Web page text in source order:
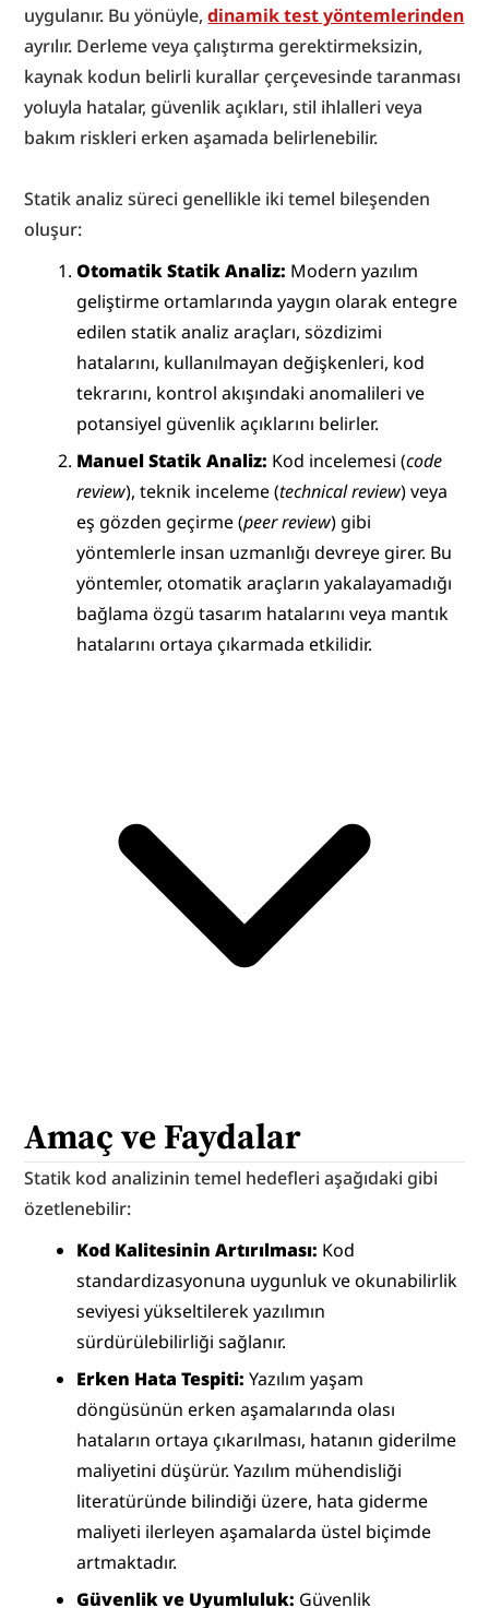
uygulanır. Bu yönüyle, dinamik test yöntemlerinden
ayrılır. Derleme veya çalıştırma gerektirmeksizin,
kaynak kodun belirli kurallar çerçevesinde taranması
yoluyla hatalar, güvenlik açıkları, stil ihlalleri veya
bakım riskleri erken aşamada belirlenebilir.
Statik analiz süreci genellikle iki temel bileşenden
oluşur:
Otomatik Statik Analiz: Modern yazılım
geliştirme ortamlarında yaygın olarak entegre
edilen statik analiz araçları, sözdizimi
hatalarını, kullanılmayan değişkenleri, kod
tekrarını, kontrol akışındaki anomalileri ve
potansiyel güvenlik açıklarını belirler.
Manuel Statik Analiz: Kod incelemesi (code
review), teknik inceleme (technical review) veya
eş gözden geçirme (peer review) gibi
yöntemlerle insan uzmanlığı devreye girer. Bu
yöntemler, otomatik araçların yakalayamadığı
bağlama özgü tasarım hatalarını veya mantık
hatalarını ortaya çıkarmada etkilidir.
Amaç ve Faydalar
Statik kod analizinin temel hedefleri aşağıdaki gibi
özetlenebilir:
Kod Kalitesinin Artırılması: Kod
standardizasyonuna uygunluk ve okunabilirlik
seviyesi yükseltilerek yazılımın
sürdürülebilirliği sağlanır.
Erken Hata Tespiti: Yazılım yaşam
döngüsünün erken aşamalarında olası
hataların ortaya çıkarılması, hatanın giderilme
maliyetini düşürür. Yazılım mühendisliği
literatüründe bilindiği üzere, hata giderme
maliyeti ilerleyen aşamalarda üstel biçimde
artmaktadır.
Güvenlik ve Uyumluluk: Güvenlik